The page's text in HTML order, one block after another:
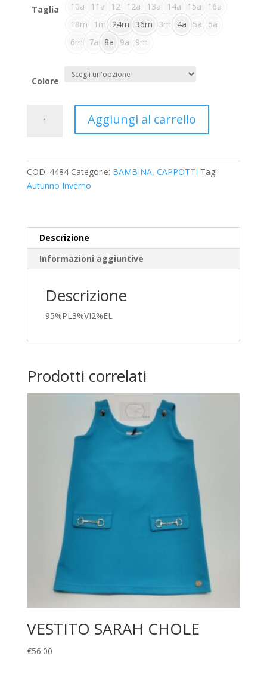
Taglia 10a 11a 12 12a 13a 14a 15a
16a
18m
1m 24m 36m 3m 4a 5a
6a
6m
7a 8a 9a 9m
Colore
Aggiungi al carrello
COD: 4484 Categorie: BAMBINA, CAPPOTTI Tag:
Autunno Inverno
Descrizione
Informazioni aggiuntive
Descrizione
95%PL3%VI2%EL
Prodotti correlati
VESTITO SARAH CHOLE
€56.00